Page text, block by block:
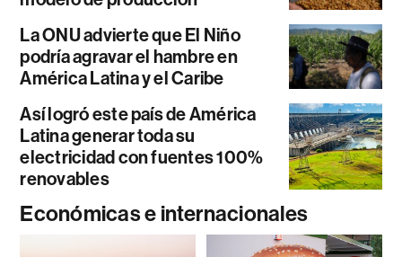
La ONU advierte que El Niño
podría agravar el hambre en
América Latina y el Caribe
Así logró este país de América
Latina generar toda su
electricidad con fuentes 100%
renovables
Económicas e internacionales